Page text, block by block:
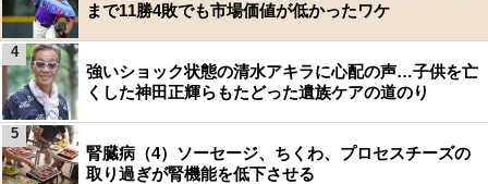
まで11勝4敗でも市場価値が低かったワケ
強いショック状態の清水アキラに心配の声…子供を亡
くした神田正輝らもたどった遺族ケアの道のり
4
腎臓病（4）ソーセージ、ちくわ、プロセスチーズの
取り過ぎが腎機能を低下させる
5